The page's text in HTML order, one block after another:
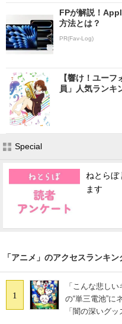
FPが解説！
方法とは？
PR(Fav-Log)
【響け！ユー
員」人気ラン
Special
ねとらぼ
ます
「アニメ」のアクセスランキン
1
「こんな悲し
の“単三電池”
「闇の深いグ